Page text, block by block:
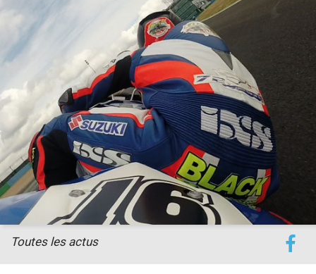
PRESSE
accéder à la billetterie
Toutes les actus